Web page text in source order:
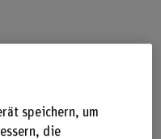
gemeinsam
sowie Organisationen
vorzubereiten.
speichern, um
die